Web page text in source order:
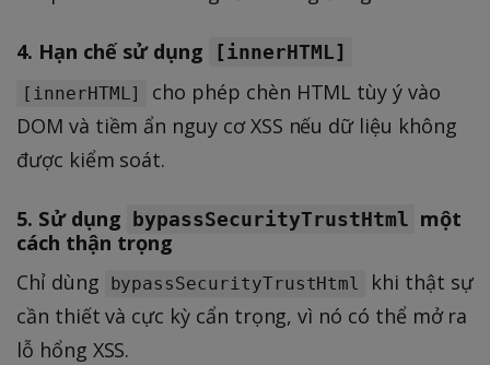
4. Hạn chế sử dụng [innerHTML]
[innerHTML]
cho phép chèn HTML tùy ý vào
DOM và tiềm ẩn nguy cơ XSS nếu dữ liệu không
được kiểm soát.
5. Sử dụng bypassSecurityTrustHtml một
cách thận trọng
Chỉ dùng bypassSecurityTrustHtml
khi thật sự
cần thiết và cực kỳ cẩn trọng, vì nó có thể mở ra
lỗ hổng XSS.